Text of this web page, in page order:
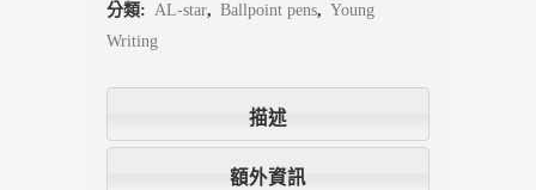
分類: AL-star, Ballpoint pens, Young
Writing
描述
額外資訊